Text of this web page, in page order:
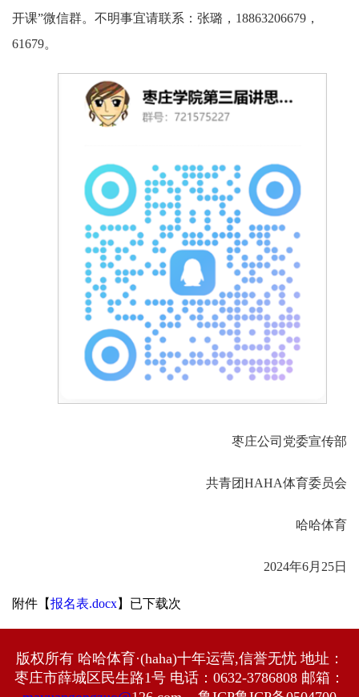
开课”微信群。不明事宜请联系：张璐，18863206679，
61679。
枣庄公司党委宣传部
共青团HAHA体育委员会
哈哈体育
2024年6月25日
附件【报名表.docx】已下载次
版权所有 哈哈体育·(haha)十年运营,信誉无忧 地址：
枣庄市薛城区民生路1号 电话：0632-3786808 邮箱：